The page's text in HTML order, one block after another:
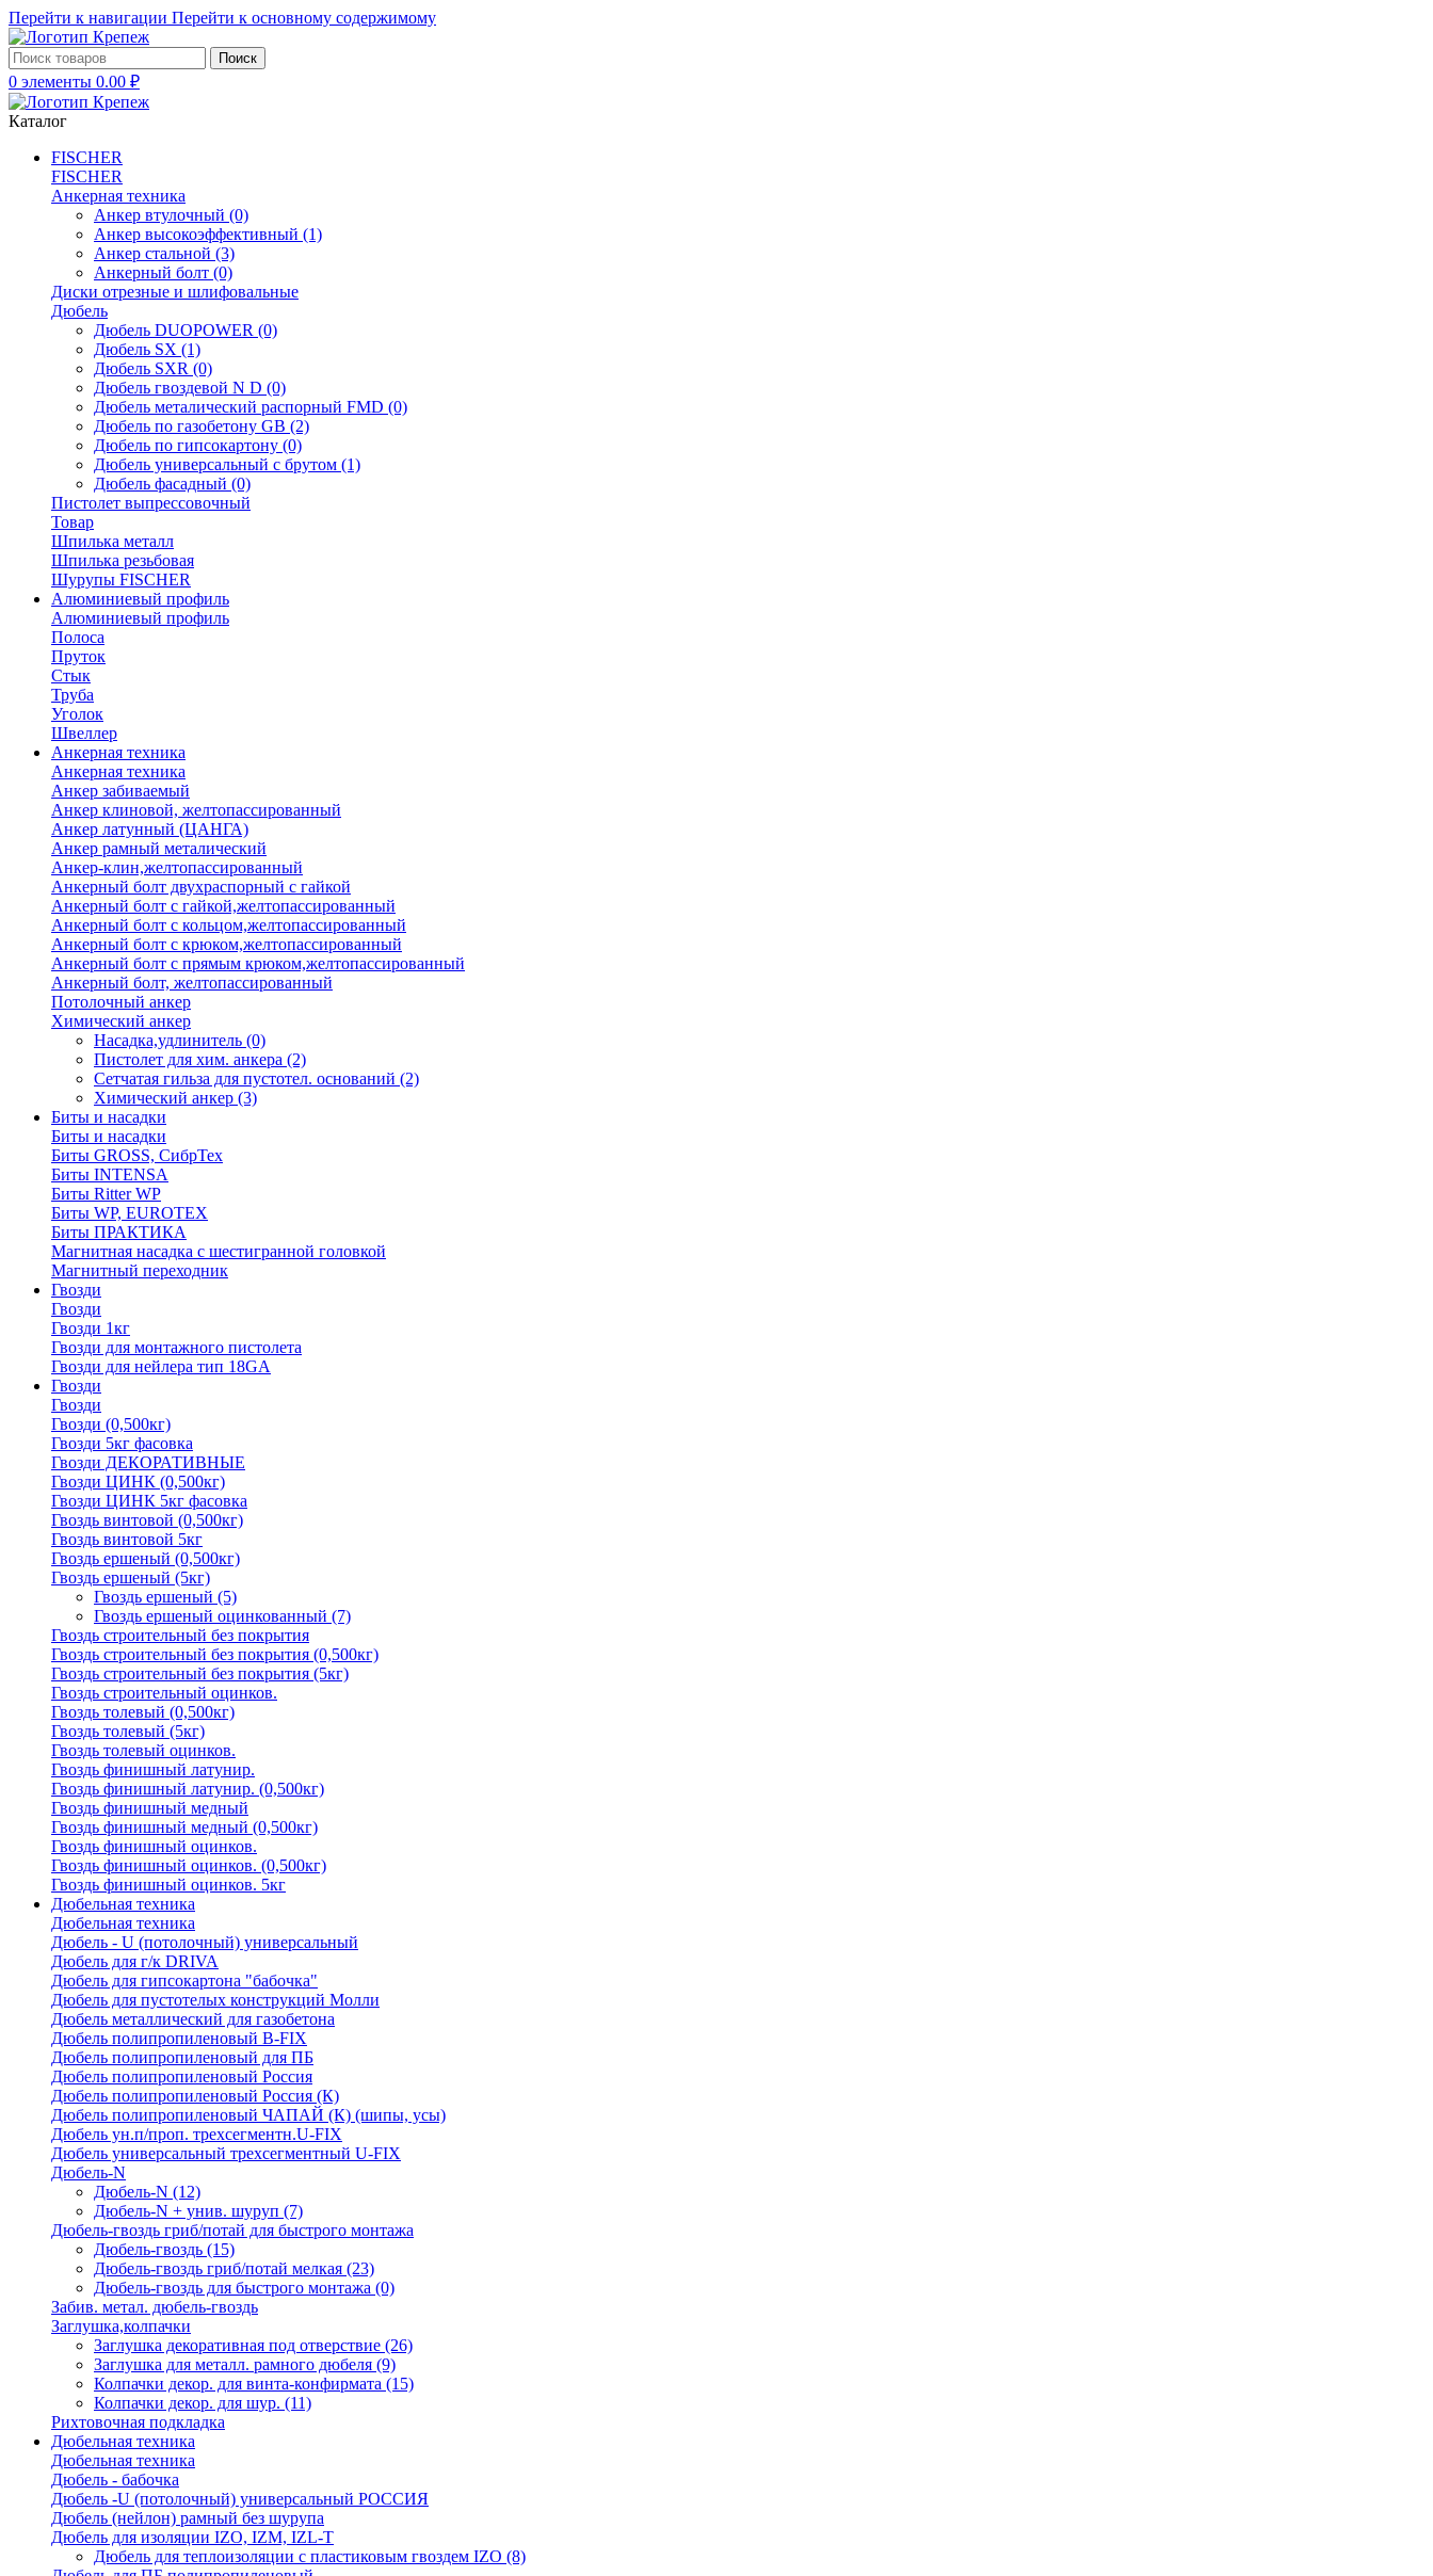
Перейти к навигации Перейти к основному содержимому
Поиск
0 элементы 0.00 ₽
Каталог
FISCHER
FISCHER
Анкерная техника
Анкер втулочный (0)
Анкер высокоэффективный (1)
Анкер стальной (3)
Анкерный болт (0)
Диски отрезные и шлифовальные
Дюбель
Дюбель DUOPOWER (0)
Дюбель SX (1)
Дюбель SXR (0)
Дюбель гвоздевой N D (0)
Дюбель металический распорный FMD (0)
Дюбель по газобетону GB (2)
Дюбель по гипсокартону (0)
Дюбель универсальный с брутом (1)
Дюбель фасадный (0)
Пистолет выпрессовочный
Товар
Шпилька металл
Шпилька резьбовая
Шурупы FISCHER
Алюминиевый профиль
Алюминиевый профиль
Полоса
Пруток
Стык
Труба
Уголок
Швеллер
Анкерная техника
Анкерная техника
Анкер забиваемый
Анкер клиновой, желтопассированный
Анкер латунный (ЦАНГА)
Анкер рамный металический
Анкер-клин,желтопассированный
Анкерный болт двухраспорный с гайкой
Анкерный болт с гайкой,желтопассированный
Анкерный болт с кольцом,желтопассированный
Анкерный болт с крюком,желтопассированный
Анкерный болт с прямым крюком,желтопассированный
Анкерный болт, желтопассированный
Потолочный анкер
Химический анкер
Насадка,удлинитель (0)
Пистолет для хим. анкера (2)
Сетчатая гильза для пустотел. оснований (2)
Химический анкер (3)
Биты и насадки
Биты и насадки
Биты GROSS, СибрТех
Биты INTENSA
Биты Ritter WP
Биты WP, EUROTEX
Биты ПРАКТИКА
Магнитная насадка с шестигранной головкой
Магнитный переходник
Гвозди
Гвозди
Гвозди 1кг
Гвозди для монтажного пистолета
Гвозди для нейлера тип 18GA
Гвозди
Гвозди
Гвозди (0,500кг)
Гвозди 5кг фасовка
Гвозди ДЕКОРАТИВНЫЕ
Гвозди ЦИНК (0,500кг)
Гвозди ЦИНК 5кг фасовка
Гвоздь винтовой (0,500кг)
Гвоздь винтовой 5кг
Гвоздь ершеный (0,500кг)
Гвоздь ершеный (5кг)
Гвоздь ершеный (5)
Гвоздь ершеный оцинкованный (7)
Гвоздь строительный без покрытия
Гвоздь строительный без покрытия (0,500кг)
Гвоздь строительный без покрытия (5кг)
Гвоздь строительный оцинков.
Гвоздь толевый (0,500кг)
Гвоздь толевый (5кг)
Гвоздь толевый оцинков.
Гвоздь финишный латунир.
Гвоздь финишный латунир. (0,500кг)
Гвоздь финишный медный
Гвоздь финишный медный (0,500кг)
Гвоздь финишный оцинков.
Гвоздь финишный оцинков. (0,500кг)
Гвоздь финишный оцинков. 5кг
Дюбельная техника
Дюбельная техника
Дюбель - U (потолочный) универсальный
Дюбель для г/к DRIVA
Дюбель для гипсокартона "бабочка"
Дюбель для пустотелых конструкций Молли
Дюбель металлический для газобетона
Дюбель полипропиленовый В-FIX
Дюбель полипропиленовый для ПБ
Дюбель полипропиленовый Россия
Дюбель полипропиленовый Россия (К)
Дюбель полипропиленовый ЧАПАЙ (К) (шипы, усы)
Дюбель ун.п/проп. трехсегментн.U-FIX
Дюбель универсальный трехсегментный U-FIX
Дюбель-N
Дюбель-N (12)
Дюбель-N + унив. шуруп (7)
Дюбель-гвоздь гриб/потай для быстрого монтажа
Дюбель-гвоздь (15)
Дюбель-гвоздь гриб/потай мелкая (23)
Дюбель-гвоздь для быстрого монтажа (0)
Забив. метал. дюбель-гвоздь
Заглушка,колпачки
Заглушка декоративная под отверствие (26)
Заглушка для металл. рамного дюбеля (9)
Колпачки декор. для винта-конфирмата (15)
Колпачки декор. для шур. (11)
Рихтовочная подкладка
Дюбельная техника
Дюбельная техника
Дюбель - бабочка
Дюбель -U (потолочный) универсальный РОССИЯ
Дюбель (нейлон) рамный без шурупа
Дюбель для изоляции IZO, IZM, IZL-T
Дюбель для теплоизоляции с пластиковым гвоздем IZO (8)